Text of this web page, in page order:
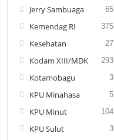
Jerry Sambuaga 65
Kemendag RI 375
Kesehatan 27
Kodam XIII/MDK 293
Kotamobagu 3
KPU Minahasa 5
KPU Minut 104
KPU Sulut 3